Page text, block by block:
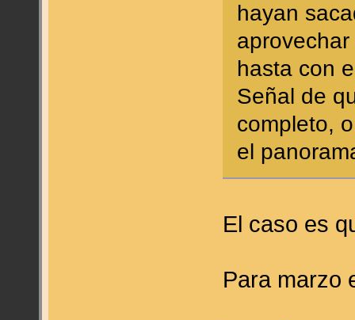
hayan
hasta con
Señal de
completo,
el
El caso es
Para marzo